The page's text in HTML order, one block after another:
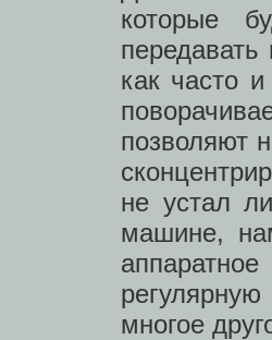
которые
как часто и
позволяют
не устал
машине,
многое